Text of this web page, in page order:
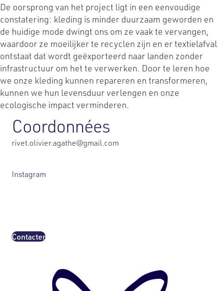
De oorsprong van het project ligt in een eenvoudige
constatering: kleding is minder duurzaam geworden en
de huidige mode dwingt ons om ze vaak te vervangen,
waardoor ze moeilijker te recyclen zijn en er textielafval
ontstaat dat wordt geëxporteerd naar landen zonder
infrastructuur om het te verwerken. Door te leren hoe
we onze kleding kunnen repareren en transformeren,
kunnen we hun levensduur verlengen en onze
ecologische impact verminderen.
Coordonnées
rivet.olivier.agathe@gmail.com
Instagram
Contacter